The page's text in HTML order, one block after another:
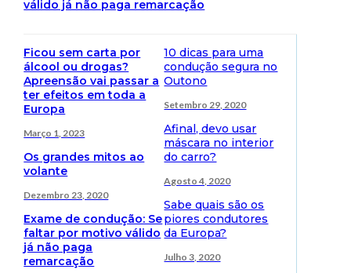
válido já não paga remarcação
Ficou sem carta por
álcool ou drogas?
Apreensão vai passar a
ter efeitos em toda a
Europa
Março 1, 2023
Os grandes mitos ao
volante
Dezembro 23, 2020
Exame de condução: Se
faltar por motivo válido
já não paga
remarcação
10 dicas para uma
condução segura no
Outono
Setembro 29, 2020
Afinal, devo usar
máscara no interior
do carro?
Agosto 4, 2020
Sabe quais são os
piores condutores
da Europa?
Julho 3, 2020